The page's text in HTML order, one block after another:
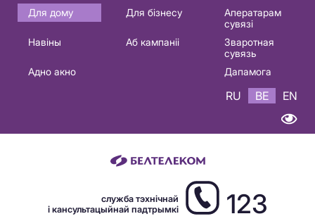
Основная
навигация
Для дому Для бізнесу
Аператарам
сувязі
Навіны
Аб кампаніі
Зваротная
сувязь
Адно акно
Дапамога
RU BE EN
служба тэхнічнай
і кансультацыйнай падтрымкі
123